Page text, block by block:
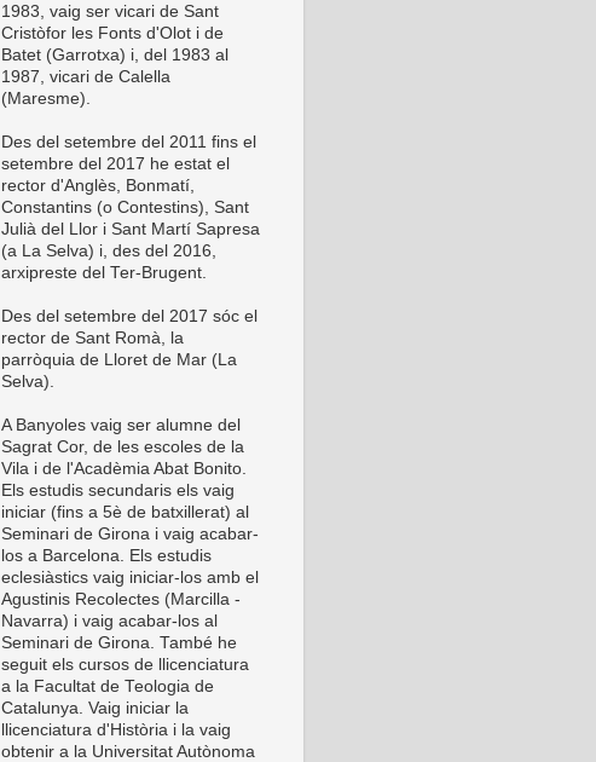
1983, vaig ser vicari de Sant
Cristòfor les Fonts d'Olot i de
Batet (Garrotxa) i, del 1983 al
1987, vicari de Calella
(Maresme).
Des del setembre del 2011 fins el
setembre del 2017 he estat el
rector d'Anglès, Bonmatí,
Constantins (o Contestins), Sant
Julià del Llor i Sant Martí Sapresa
(a La Selva) i, des del 2016,
arxipreste del Ter-Brugent.
Des del setembre del 2017 sóc el
rector de Sant Romà, la
parròquia de Lloret de Mar (La
Selva).
A Banyoles vaig ser alumne del
Sagrat Cor, de les escoles de la
Vila i de l'Acadèmia Abat Bonito.
Els estudis secundaris els vaig
iniciar (fins a 5è de batxillerat) al
Seminari de Girona i vaig acabar-
los a Barcelona. Els estudis
eclesiàstics vaig iniciar-los amb el
Agustinis Recolectes (Marcilla -
Navarra) i vaig acabar-los al
Seminari de Girona. També he
seguit els cursos de llicenciatura
a la Facultat de Teologia de
Catalunya. Vaig iniciar la
llicenciatura d'Història i la vaig
obtenir a la Universitat Autònoma